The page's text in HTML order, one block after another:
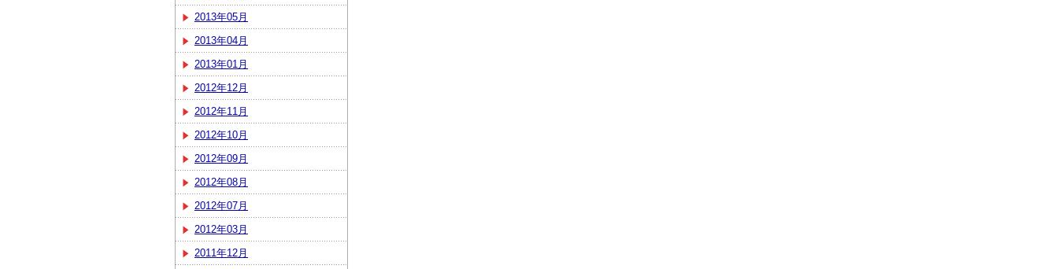
2013年05月
2013年04月
2013年01月
2012年12月
2012年11月
2012年10月
2012年09月
2012年08月
2012年07月
2012年03月
2011年12月